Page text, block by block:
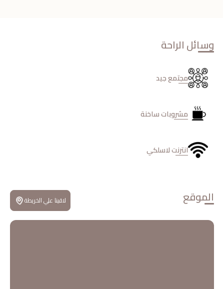
وسائل الراحة
مجتمع جيد
مشروبات ساخنة
انترنت لاسلكي
الموقع لاقينا علي الخريطة